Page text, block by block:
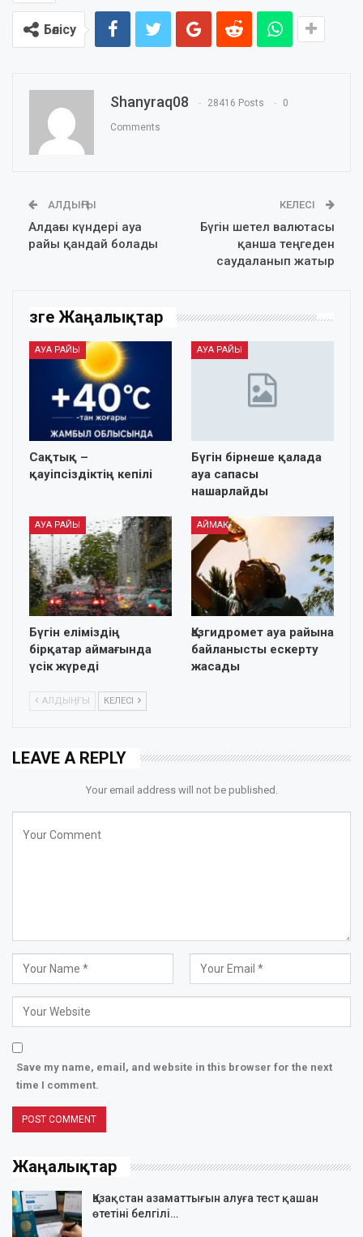
Бөлісу
Shanyraq08 28416 Posts 0
Comments
АЛДЫҢҒЫ
Алдағы күндері ауа
райы қандай болады
КЕЛЕСІ
Бүгін шетел валютасы
қанша теңгеден
саудаланып жатыр
Өзге Жаңалықтар
АУА РАЙЫ
Сақтық –
қауіпсіздіктің кепілі
АУА РАЙЫ
Бүгін бірнеше қалада
ауа сапасы
нашарлайды
АУА РАЙЫ
Бүгін еліміздің
бірқатар аймағында
үсік жүреді
АЙМАҚ
Қазгидромет ауа райына
байланысты ескерту
жасады
АЛДЫҢҒЫ КЕЛЕСІ
LEAVE A REPLY
Your email address will not be published.
Save my name, email, and website in this browser for the next
time I comment.
Жаңалықтар
Қазақстан азаматтығын алуға тест қашан
өтетіні белгілі…